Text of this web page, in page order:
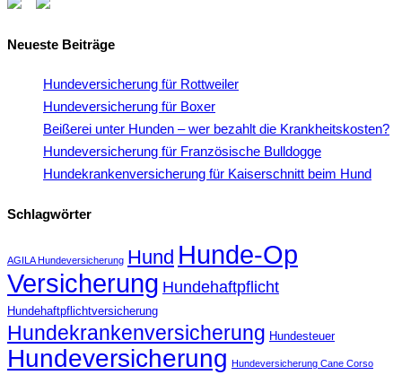
Neueste Beiträge
Hundeversicherung für Rottweiler
Hundeversicherung für Boxer
Beißerei unter Hunden – wer bezahlt die Krankheitskosten?
Hundeversicherung für Französische Bulldogge
Hundekrankenversicherung für Kaiserschnitt beim Hund
Schlagwörter
AGILA Hundeversicherung Hund Hunde-Op
Versicherung Hundehaftpflicht
Hundehaftpflichtversicherung
Hundekrankenversicherung Hundesteuer
Hundeversicherung Hundeversicherung Cane Corso